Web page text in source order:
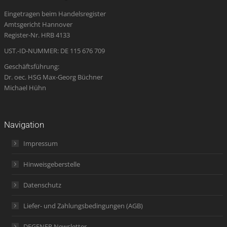
new
window
new
window
new
window
in
new
window
new
Eingetragen beim Handelsregister
Amtsgericht Hannover
Register-Nr. HRB 4133
UST.-ID-NUMMER: DE 115 676 709
Geschäftsführung:
Dr. oec. HSG Max-Georg Büchner
Michael Hühn
Navigation
Impressum
Hinweisgeberstelle
Datenschutz
Liefer- und Zahlungsbedingungen (AGB)